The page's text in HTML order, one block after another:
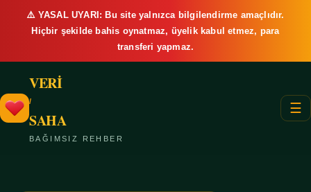
⚠️ YASAL UYARI: Bu site yalnızca bilgilendirme amaçlıdır.
Hiçbir şekilde bahis oynatmaz, üyelik kabul etmez, para
transferi yapmaz.
VERİ
/
SAHA
BAĞIMSIZ REHBER
☰